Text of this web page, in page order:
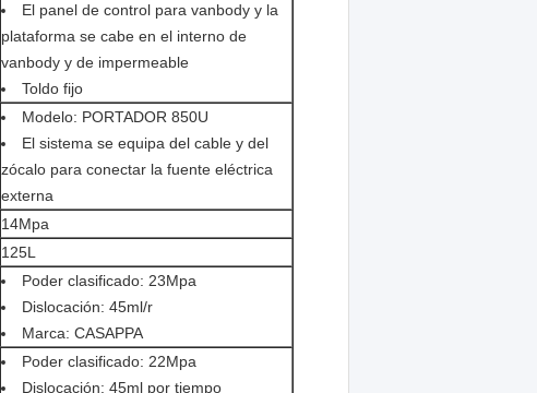
El panel de control para vanbody y la
plataforma se cabe en el interno de
vanbody y de impermeable
Toldo fijo
Modelo: PORTADOR 850U
El sistema se equipa del cable y del
zócalo para conectar la fuente eléctrica
externa
14Mpa
125L
Poder clasificado: 23Mpa
Dislocación: 45ml/r
Marca: CASAPPA
Poder clasificado: 22Mpa
Dislocación: 45ml por tiempo